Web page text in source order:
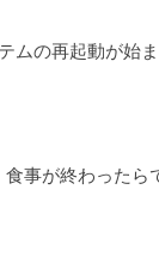
ムの再起動が始ま
事が終わった